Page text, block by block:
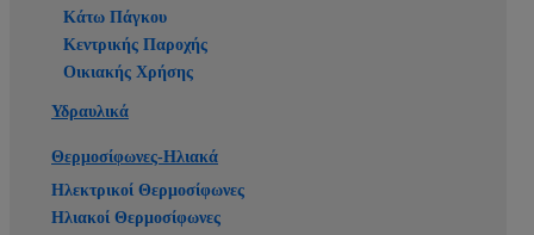
Κάτω Πάγκου
Κεντρικής Παροχής
Οικιακής Χρήσης
Υδραυλικά
Θερμοσίφωνες-Ηλιακά
Ηλεκτρικοί Θερμοσίφωνες
Ηλιακοί Θερμοσίφωνες